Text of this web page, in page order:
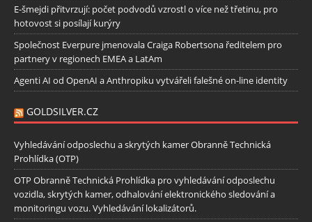
E-šmejdi přitvrzují: počet podvodů vzrostl o více než třetinu, pro
hotovost si posílají kurýry
Společnost Everpure jmenovala Craiga Robertsona ředitelem pro
partnery v regionech EMEA a LatAm
Agenti AI od OpenAI a Anthropiku vytvářeli falešné on-line identity
GOLDSILVER.CZ
Vyhledávání odposlechu a skrytých kamer Obranně Technická
Prohlídka (OTP)
OTP Obranně Technická Prohlídka pro vyhledávání odposlechu
vozidla, skrytých kamer, odhalování elektronického sledování a
monitoringu vozu. Vyhledávání lokalizátorů.